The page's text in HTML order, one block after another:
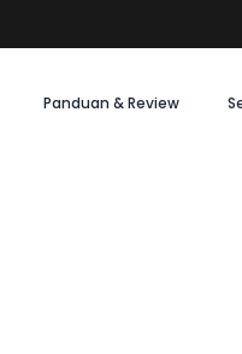
Panduan & Review